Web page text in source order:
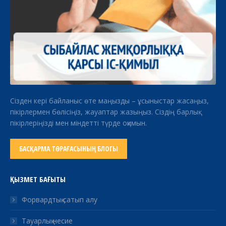
Сізден кері байланыс өте маңызды – ұсыныстар жасаңыз,
пікірлермен бөлісіңіз, жауаптар жазыңыз. Сіздің барлық
пікірлеріңізді мен міндетті түрде оқимын.
БАСҚАРМА ТӨРАҒАСЫНЫҢ БЛОГЫ
ҚЫЗМЕТ БАҒЫТЫ
Форвардтық сатып алу
Тауарлық несие